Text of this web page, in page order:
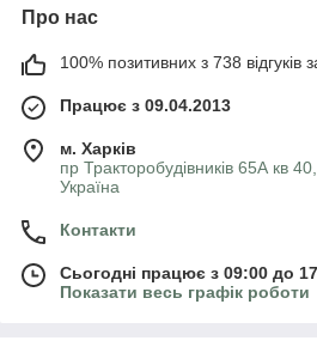
Про нас
100% позитивних з 738 відгуків
Працює з 09.04.2013
м. Харків
пр Тракторобудівників 65А кв
Україна
Контакти
Сьогодні працює з 09:00 до
Показати весь графік роботи